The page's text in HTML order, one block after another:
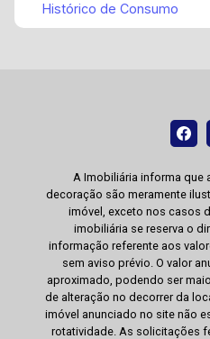
Histórico de Consumo
A Imobiliária informa que
decoração são meramente
imóvel, exceto nos casos
imobiliária se reserva o
informação referente aos
sem aviso prévio. O valor
aproximado, podendo ser
de alteração no decorrer da
imóvel anunciado no site não
rotatividade. As solicitações